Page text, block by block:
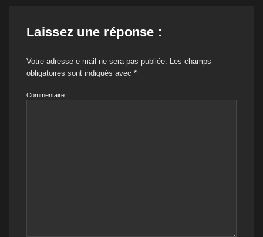
Laissez une réponse :
Votre adresse e-mail ne sera pas publiée. Les champs
obligatoires sont indiqués avec *
Commentaire :